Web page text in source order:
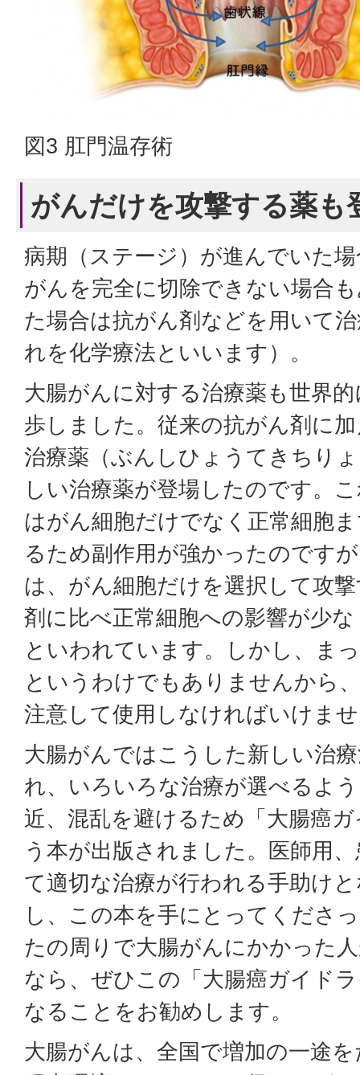
図3 肛門温存術
がんだけを攻撃する薬も
病期（ステージ）が進んでいた
がんを完全に切除できない場合
た場合は抗がん剤などを用いて
れを化学療法といいます）。
大腸がんに対する治療薬も世界
歩しました。従来の抗がん剤に
治療薬（ぶんしひょうてきちり
しい治療薬が登場したのです。
はがん細胞だけでなく正常細胞
るため副作用が強かったのです
は、がん細胞だけを選択して攻
剤に比べ正常細胞への影響が少
といわれています。しかし、ま
というわけでもありませんから
注意して使用しなければいけま
大腸がんではこうした新しい治
れ、いろいろな治療が選べるよ
近、混乱を避けるため「大腸癌
う本が出版されました。医師用
て適切な治療が行われる手助け
し、この本を手にとってくださ
たの周りで大腸がんにかかった
なら、ぜひこの「大腸癌ガイド
なることをお勧めします。
大腸がんは、全国で増加の一途